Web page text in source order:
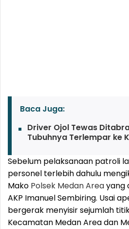
Baca Juga:
Driver Ojol Tewas
Tubuhnya Terlempar ke
Sebelum pelaksanaan patroli
personel terlebih dahulu
Mako Polsek Medan Areayang
AKP Imanuel Sembiring. Usai
bergerak menyisir sejumlah
Kecamatan Medan Area dan